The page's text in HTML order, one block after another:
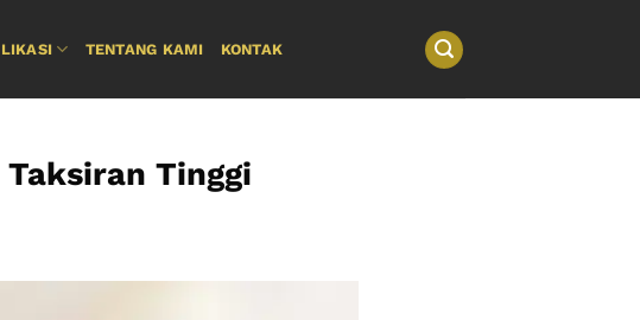
TENTANG KAMI KONTAK
Tinggi